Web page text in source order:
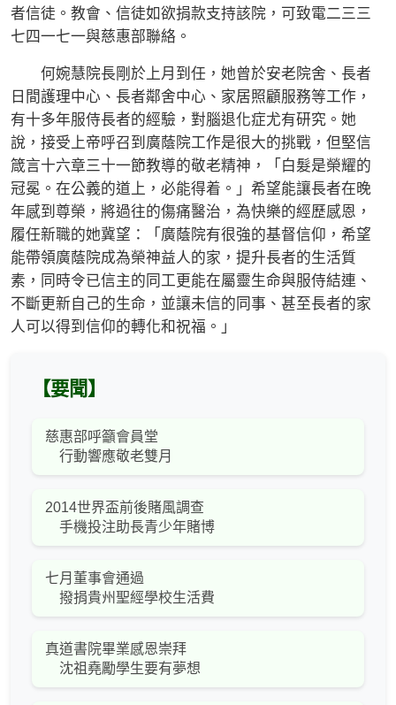
者信徒。教會、信徒如欲捐款支持該院，可致電二三三
七四一七一與慈惠部聯絡。
何婉慧院長剛於上月到任，她曾於安老院舍、長者
日間護理中心、長者鄰舍中心、家居照顧服務等工作，
有十多年服侍長者的經驗，對腦退化症尤有研究。她
說，接受上帝呼召到廣蔭院工作是很大的挑戰，但堅信
箴言十六章三十一節教導的敬老精神，「白髮是榮耀的
冠冕。在公義的道上，必能得着。」希望能讓長者在晚
年感到尊榮，將過往的傷痛醫治，為快樂的經歷感恩，
履任新職的她冀望：「廣蔭院有很強的基督信仰，希望
能帶領廣蔭院成為榮神益人的家，提升長者的生活質
素，同時令已信主的同工更能在屬靈生命與服侍結連、
不斷更新自己的生命，並讓未信的同事、甚至長者的家
人可以得到信仰的轉化和祝福。」
【要聞】
慈惠部呼籲會員堂
行動響應敬老雙月
2014世界盃前後賭風調查
手機投注助長青少年賭博
七月董事會通過
撥捐貴州聖經學校生活費
真道書院畢業感恩崇拜
沈祖堯勵學生要有夢想